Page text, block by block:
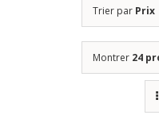
Trier par Prix
Montrer 24